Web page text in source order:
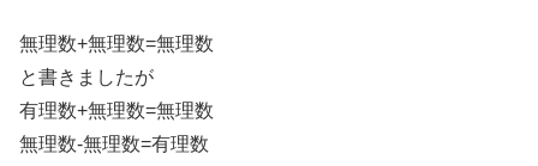
無理数+無理数=無理数
と書きましたが
有理数+無理数=無理数
無理数-無理数=有理数